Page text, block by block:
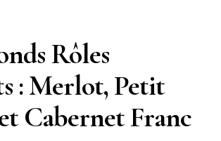
Rôles
: Merlot, Petit
Cabernet Franc